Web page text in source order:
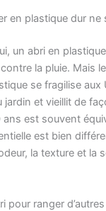
en plastique dur
un abri en
la pluie. Mais
se fragilise aux
jardin et vieillit de
est souvent
est bien
la texture et la
pour ranger